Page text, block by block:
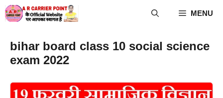
Skip
to
MENU
bihar board class 10 social science
exam 2022